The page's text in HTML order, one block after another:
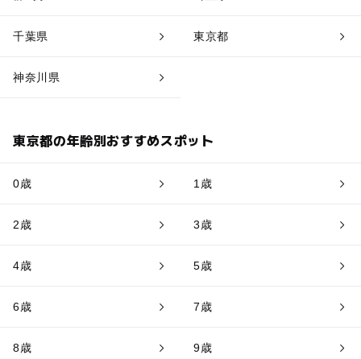
千葉県 東京都
神奈川県
東京都の年齢別おすすめスポット
0歳 1歳
2歳 3歳
4歳 5歳
6歳 7歳
8歳 9歳